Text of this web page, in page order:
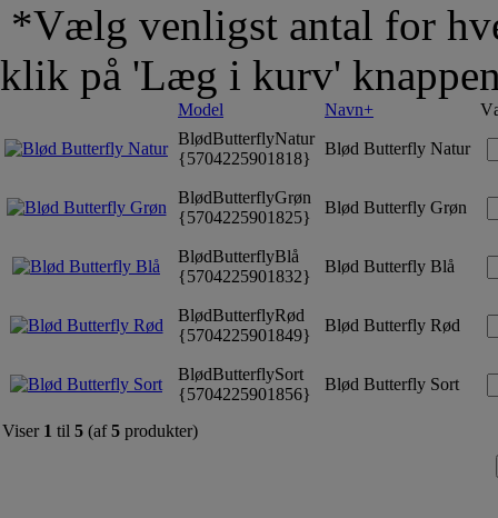
*Vælg venligst antal for
klik på 'Læg i kurv'
Model Navn+
BlødButterflyNatur
{5704225901818}
Blød Butterfly Natur
BlødButterflyGrøn
{5704225901825}
Blød Butterfly Grøn
BlødButterflyBlå
{5704225901832}
Blød Butterfly Blå
BlødButterflyRød
{5704225901849}
Blød Butterfly Rød
BlødButterflySort
{5704225901856}
Blød Butterfly Sort
Viser 1 til 5 (af5 produkter)